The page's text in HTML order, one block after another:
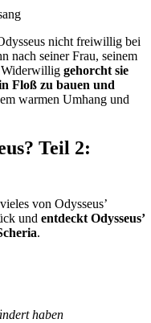
nicht freiwillig bei
nach seiner Frau, seinem
Widerwillig gehorcht sie
Floß zu bauen und
warmen Umhang und
Teil 2:
von Odysseus’
und entdeckt Odysseus’
.
haben